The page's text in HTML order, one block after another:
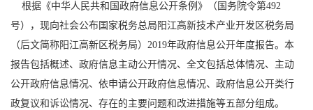
根据《中华人民共和国政府信息公开条例》（国务院令第492
号），现向社会公布国家税务总局阳江高新技术产业开发区税务局
（后文简称阳江高新区税务局）2019年政府信息公开年度报告。本
报告包括概述、政府信息主动公开情况、全文包括总体情况、主动
公开政府信息情况、依申请公开政府信息情况、政府信息公开类行
政复议和诉讼情况、存在的主要问题和改进措施等五部分组成。